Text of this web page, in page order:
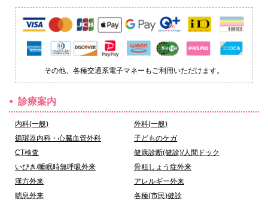
その他、各種交通系電子マネーもご利用いただけます。
診療案内
内科(一般)
外科(一般)
循環器内科・心臓血管外科
子どものケガ
CT検査
健康診断(健診)/人間ドック
いびき/睡眠時無呼吸外来
骨粗しょう症外来
漢方外来
アレルギー外来
喘息外来
各種(市民)健診